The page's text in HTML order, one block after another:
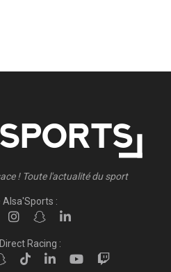
! Toute l'actualité du sport
Alsa'Sports :
Racing :